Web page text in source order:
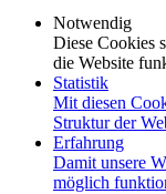
Notwendig
Diese Cookies
die Website
Statistik
Mit diesen
Struktur der
Erfahrung
Damit unsere
möglich